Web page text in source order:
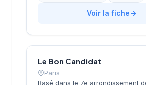
coaching et l'outplacement. Situé
Monceau dans le 8eVoir la fiche
Le Bon Candidat
Paris
Basé dans le 7e arrondissement